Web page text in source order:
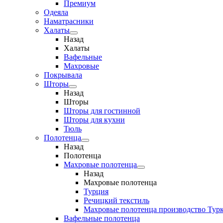
Премиум
Одеяла
Наматрасники
Халаты
Назад
Халаты
Вафельные
Махровые
Покрывала
Шторы
Назад
Шторы
Шторы для гостинной
Шторы для кухни
Тюль
Полотенца
Назад
Полотенца
Махровые полотенца
Назад
Махровые полотенца
Турция
Речицкий текстиль
Махровые полотенца производство
Вафельные полотенца